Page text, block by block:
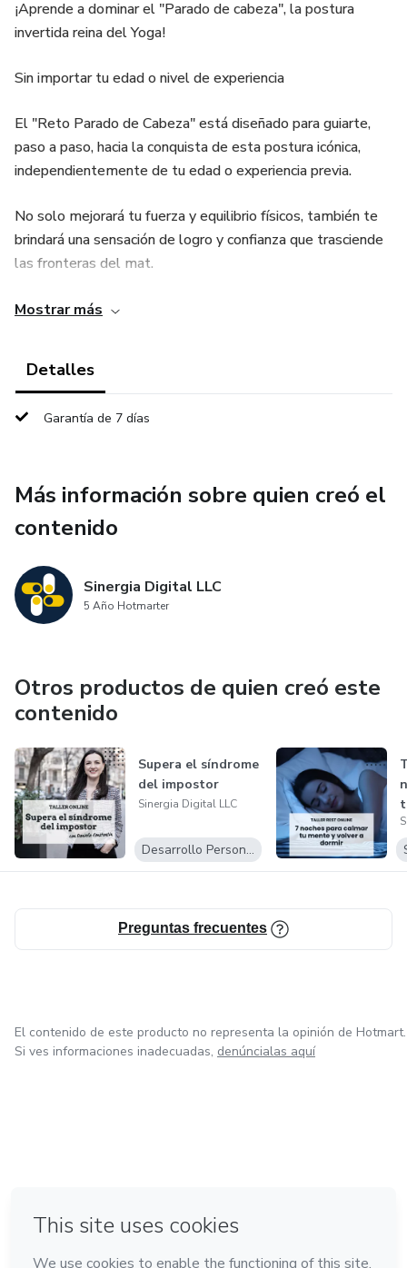
¡Aprende a dominar el "Parado de cabeza", la postura
invertida reina del Yoga!
Sin importar tu edad o nivel de experiencia
El "Reto Parado de Cabeza" está diseñado para guiarte,
paso a paso, hacia la conquista de esta postura icónica,
independientemente de tu edad o experiencia previa.
No solo mejorará tu fuerza y equilibrio físicos, también te
brindará una sensación de logro y confianza que trasciende
las fronteras del mat.
Con un enfoque en la técnica correcta y segura, te
pequeño progreso.
Si has dudado de tu capacidad o te has sentido intimidada
Te prometemos una experiencia transformadora que va
más allá de lo físico.
¡Únete a nosotras y empieza tu viaje de transformación
hoy!
Mostrar más
Detalles
Garantía de 7 días
Más información sobre quien creó el
contenido
Sinergia Digital LLC
5 Año Hotmarter
Otros productos de quien creó este
contenido
Supera el síndrome
del impostor
Sinergia Digital LLC
Desarrollo Personal
Preguntas frecuentes
El contenido de este producto no representa la opinión de Hotmart.
Si ves informaciones inadecuadas, denúncialas aquí
Hecho con❤ en Ciudad de México